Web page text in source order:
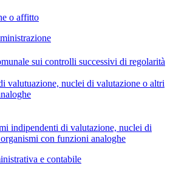
o affitto
sui controlli successivi di regolarità
valutuazione, nuclei di valutazione o altri
indipendenti di valutazione, nuclei di
con funzioni analoghe
e contabile